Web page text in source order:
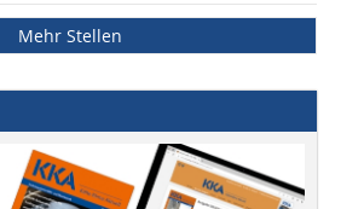
Mehr Stellen